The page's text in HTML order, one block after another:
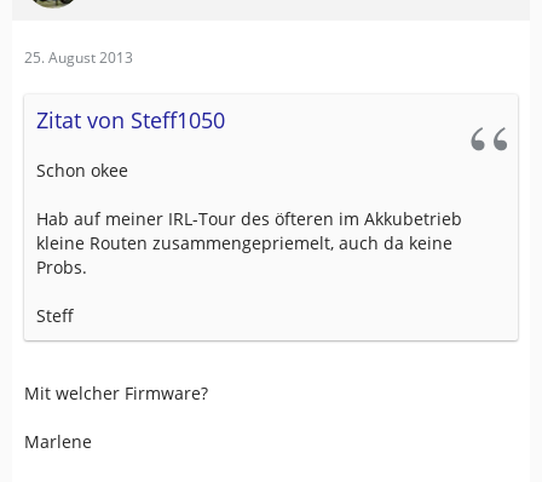
25. August 2013
Zitat von Steff1050
Schon okee
Hab auf meiner IRL-Tour des öfteren im Akkubetrieb
kleine Routen zusammengepriemelt, auch da keine
Probs.
Steff
Mit welcher Firmware?
Marlene